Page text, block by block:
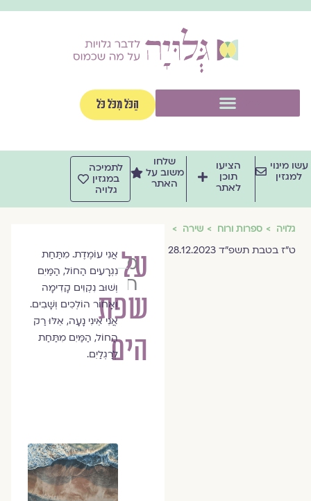
הַכֹּל מִכֹּל כֹּל
מינוי
למגזין
הציעו
תוכן
לאתר
שלחו
משוב על
האתר
לתמיכה
במגזין
גלויה
גלויה ספרות ורוח שירה
ט״ז בטבת תשפ״ד 28.12.2023
על
שפת
הים
מיטל
חודורקובסקי
אֲנִי עוֹמֶדֶת. מִתַּחַת
נִגְרָעִים הַחוֹל, הַמַּיִם
וְשׁוּב נִקְוִים קָדִימָה
וְאָחוֹר הוֹלְכִים וְשָׁבִים.
אֲנִי אֵינִי נָעָה, אֵלּוּ רַק
הַחוֹל, הַמַּיִם מִתַּחַת
לְרַגְלַיִם.